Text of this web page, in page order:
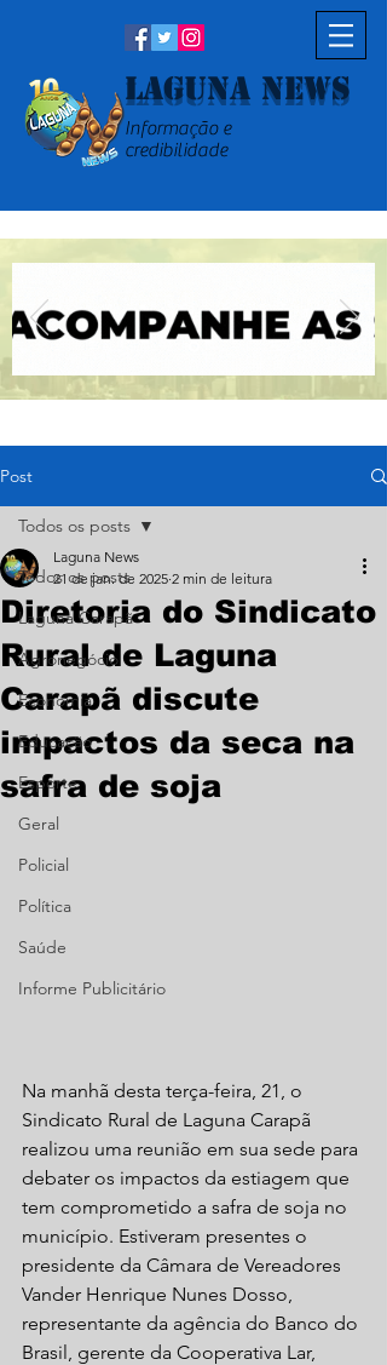
Laguna News
Informação e
credibilidade
Post
Todos os posts
Laguna Carapã
Agronegócio
Economia
Educação
Esporte
Geral
Policial
Política
Saúde
Informe Publicitário
Todos os posts
Diretoria do Sindicato
Rural de Laguna
Carapã discute
impactos da seca na
safra de soja
Laguna News
21 de jan. de 2025 2 min de leitura
Na manhã desta terça-feira, 21, o
Sindicato Rural de Laguna Carapã
realizou uma reunião em sua sede para
debater os impactos da estiagem que
tem comprometido a safra de soja no
município. Estiveram presentes o
presidente da Câmara de Vereadores
Vander Henrique Nunes Dosso,
representante da agência do Banco do
Brasil, gerente da Cooperativa Lar,